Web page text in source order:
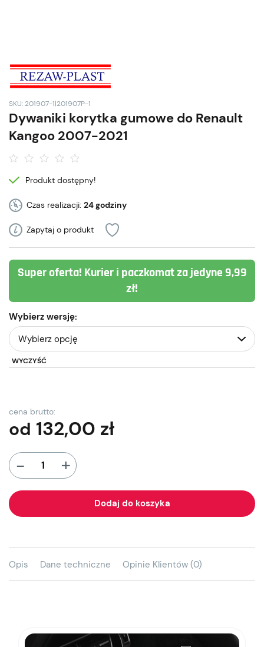
SKU: 201907-1|201907P-1
Dywaniki korytka gumowe do Renault
Kangoo 2007-2021
Produkt dostępny!
Czas realizacji: 24 godziny
Zapytaj o produkt
Super oferta! Kurier i paczkomat za jedyne 9,99
zł!
Wybierz wersję:
WYCZYŚĆ
cena brutto:
od 132,00 zł
- +
Dodaj do koszyka
Opis Dane techniczne Opinie Klientów (0)